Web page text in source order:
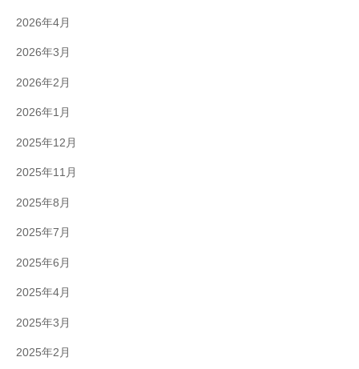
2026年4月
2026年3月
2026年2月
2026年1月
2025年12月
2025年11月
2025年8月
2025年7月
2025年6月
2025年4月
2025年3月
2025年2月